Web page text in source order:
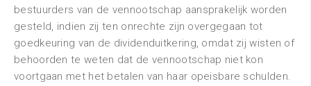
bestuurders van de vennootschap aansprakelijk worden
gesteld, indien zij ten onrechte zijn overgegaan tot
goedkeuring van de dividenduitkering, omdat zij wisten of
behoorden te weten dat de vennootschap niet kon
voortgaan met het betalen van haar opeisbare schulden.